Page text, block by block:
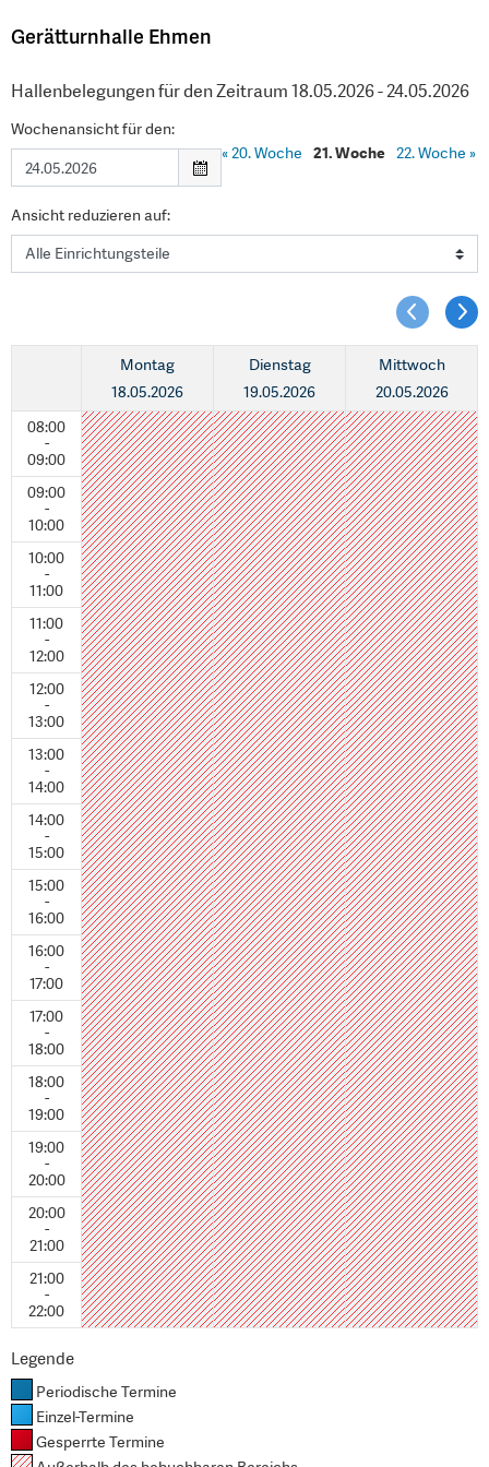
Gerätturnhalle Ehmen
Hallenbelegungen für den Zeitraum 18.05.2026 - 24.05.2026
Wochenansicht für den:
«20. Woche 21. Woche 22. Woche »
Ansicht reduzieren auf:
08:00
-
09:00
09:00
-
10:00
10:00
-
11:00
11:00
-
12:00
12:00
-
13:00
13:00
-
14:00
14:00
-
15:00
15:00
-
16:00
16:00
-
17:00
17:00
-
18:00
18:00
-
19:00
19:00
-
20:00
20:00
-
21:00
21:00
-
22:00
Montag
18.05.2026
Dienstag
19.05.2026
Mittwoch
20.05.2026
Legende
Periodische Termine
Einzel-Termine
Gesperrte Termine